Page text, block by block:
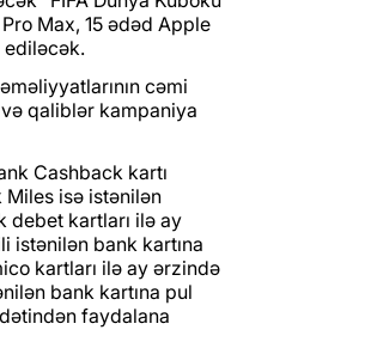
Max, 15 ədəd Apple
ediləcək.
cəmi
qaliblər kampaniya
Cashback kartı
isə istənilən
debet kartları ilə ay
istənilən bank kartına
kartları ilə ay ərzində
bank kartına pul
faydalana